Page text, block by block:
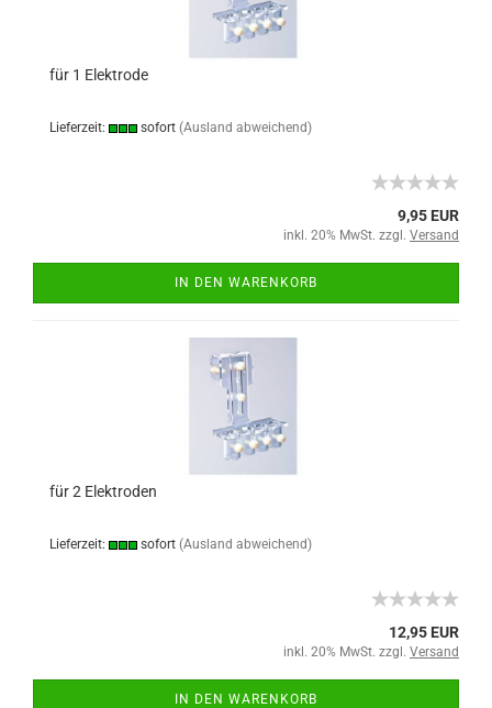
für 1 Elektrode
Lieferzeit: sofort (Ausland abweichend)
9,95 EUR
inkl. 20% MwSt. zzgl. Versand
IN DEN WARENKORB
für 2 Elektroden
Lieferzeit: sofort (Ausland abweichend)
12,95 EUR
inkl. 20% MwSt. zzgl. Versand
IN DEN WARENKORB